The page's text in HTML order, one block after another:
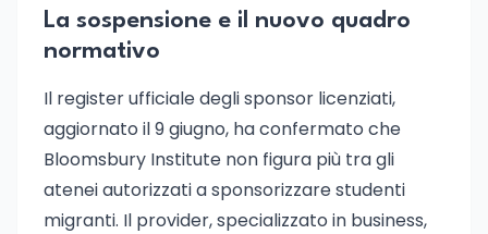
La sospensione e il nuovo quadro
normativo
Il register ufficiale degli sponsor licenziati,
aggiornato il 9 giugno, ha confermato che
Bloomsbury Institute non figura più tra gli
atenei autorizzati a sponsorizzare studenti
migranti. Il provider, specializzato in business,